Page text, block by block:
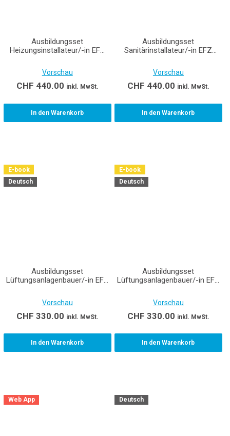
Ausbildungsset
Heizungsinstallateur/-in EFZ
Vorschau
CHF 440.00 inkl. MwSt.
In den Warenkorb
Ausbildungsset
Sanitärinstallateur/-in EFZ
Vorschau
CHF 440.00 inkl. MwSt.
In den Warenkorb
E-book
Deutsch
Ausbildungsset
Lüftungsanlagenbauer/-in EFZ
Vorschau
CHF 330.00 inkl. MwSt.
In den Warenkorb
E-book
Deutsch
Ausbildungsset
Lüftungsanlagenbauer/-in EFZ
Vorschau
CHF 330.00 inkl. MwSt.
In den Warenkorb
Web App Deutsch